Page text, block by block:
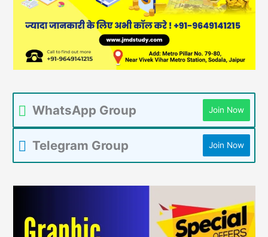
WhatsApp Group Join Now
Telegram Group Join Now